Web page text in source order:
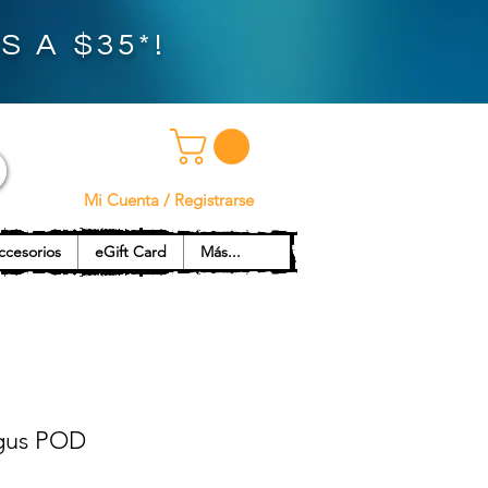
A $35*!
Mi Cuenta / Registrarse
eGift Card Más...
POD